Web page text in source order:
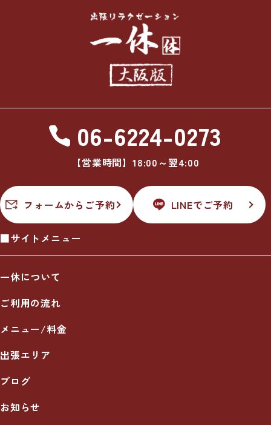
06-6224-0273
【営業時間】18:00～翌4:00
フォームからご予約 LINEでご予約
■サイトメニュー
一休について
ご利用の流れ
メニュー/料金
出張エリア
ブログ
お知らせ